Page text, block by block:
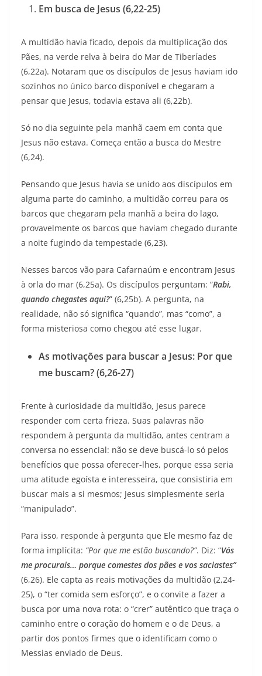
Em busca de Jesus (6,22-25)
A multidão havia ficado, depois da multiplicação dos
Pães, na verde relva à beira do Mar de Tiberíades
(6,22a). Notaram que os discípulos de Jesus haviam ido
sozinhos no único barco disponível e chegaram a
pensar que Jesus, todavia estava ali (6,22b).
Só no dia seguinte pela manhã caem em conta que
Jesus não estava. Começa então a busca do Mestre
(6,24).
Pensando que Jesus havia se unido aos discípulos em
alguma parte do caminho, a multidão correu para os
barcos que chegaram pela manhã a beira do lago,
provavelmente os barcos que haviam chegado durante
a noite fugindo da tempestade (6,23).
Nesses barcos vão para Cafarnaúm e encontram Jesus
à orla do mar (6,25a). Os discípulos perguntam: “Rabi,
quando chegastes aqui?” (6,25b). A pergunta, na
realidade, não só significa “quando”, mas “como”, a
forma misteriosa como chegou até esse lugar.
As motivações para buscar a Jesus: Por que
me buscam? (6,26-27)
Frente à curiosidade da multidão, Jesus parece
responder com certa frieza. Suas palavras não
respondem à pergunta da multidão, antes centram a
conversa no essencial: não se deve buscá-lo só pelos
benefícios que possa oferecer-lhes, porque essa seria
uma atitude egoísta e interesseira, que consistiria em
buscar mais a si mesmos; Jesus simplesmente seria
“manipulado”.
Para isso, responde à pergunta que Ele mesmo faz de
forma implícita: “Por que me estão buscando?”. Diz: “Vós
me procurais… porque comestes dos pães e vos saciastes”
(6,26). Ele capta as reais motivações da multidão (2,24-
25), o “ter comida sem esforço”, e o convite a fazer a
busca por uma nova rota: o “crer” autêntico que traça o
caminho entre o coração do homem e o de Deus, a
partir dos pontos firmes que o identificam como o
Messias enviado de Deus.